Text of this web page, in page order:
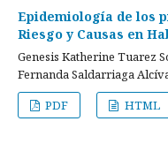
Epidemiología de los
Riesgo y Causas en
Genesis Katherine Tuarez
Fernanda Saldarriaga
PDF
HTML